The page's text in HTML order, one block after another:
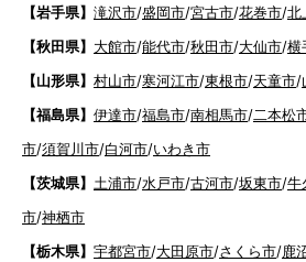
【岩手県】 滝沢市/盛岡市/宮古市/花巻市/北
【秋田県】 大館市/能代市/秋田市/大仙市/横
【山形県】 村山市/寒河江市/東根市/天童市/
【福島県】 伊達市/福島市/南相馬市/二本松
市/須賀川市/白河市/いわき市
【茨城県】 土浦市/水戸市/古河市/坂東市/牛
市/神栖市
【栃木県】 宇都宮市/大田原市/さくら市/鹿